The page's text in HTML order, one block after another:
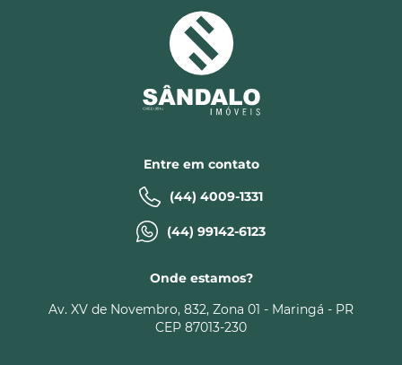
Entre em contato
(44) 4009-1331
(44) 99142-6123
Onde estamos?
Av. XV de Novembro, 832, Zona 01 - Maringá - PR
CEP 87013-230